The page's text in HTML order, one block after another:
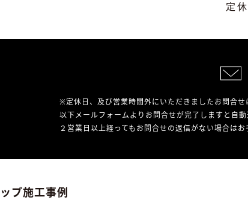
定
※定休日、及び営業時間外にいただきましたお問合せ
以下メールフォームよりお問合せが完了しますと自
２営業日以上経ってもお問合せの返信がない場合は
プ施工事例